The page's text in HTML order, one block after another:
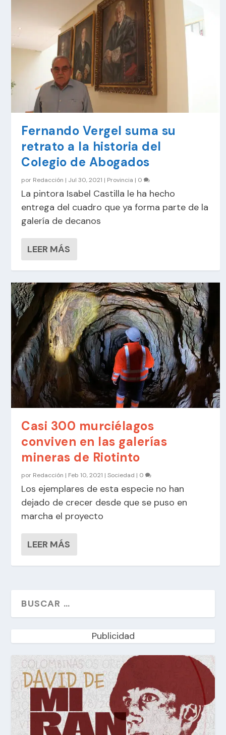
Fernando Vergel suma su
retrato a la historia del
Colegio de Abogados
por Redacción | Jul 30, 2021 | Provincia | 0
La pintora Isabel Castilla le ha hecho
entrega del cuadro que ya forma parte de la
galería de decanos
LEER MÁS
Casi 300 murciélagos
conviven en las galerías
mineras de Riotinto
por Redacción | Feb 10, 2021 |Sociedad | 0
Los ejemplares de esta especie no han
dejado de crecer desde que se puso en
marcha el proyecto
LEER MÁS
Publicidad